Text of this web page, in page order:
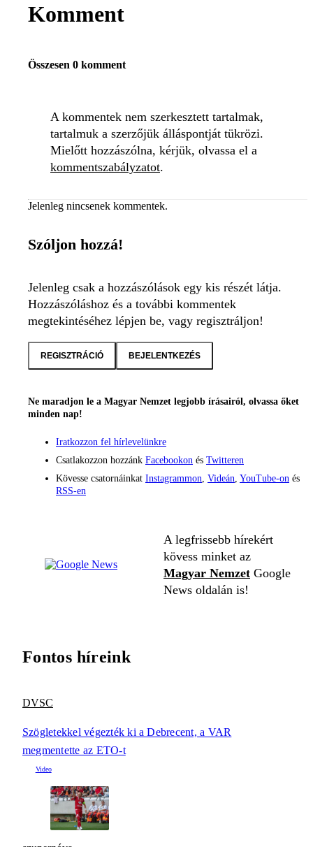
Komment
Összesen 0 komment
A kommentek nem szerkesztett tartalmak,
tartalmuk a szerzőjük álláspontját tükrözi.
Mielőtt hozzászólna, kérjük, olvassa el a
kommentszabályzatot.
Jelenleg nincsenek kommentek.
Szóljon hozzá!
Jelenleg csak a hozzászólások egy kis részét látja.
Hozzászóláshoz és a további kommentek
megtekintéséhez lépjen be, vagy regisztráljon!
REGISZTRÁCIÓ BEJELENTKEZÉS
Ne maradjon le a Magyar Nemzet legjobb írásairól, olvassa őket
minden nap!
Iratkozzon fel hírlevelünkre
Csatlakozzon hozzánk Facebookon és Twitteren
Kövesse csatornáinkat Instagrammon, Videán, YouTube-on és
RSS-en
A legfrissebb hírekért
kövess minket az
Magyar Nemzet Google
News oldalán is!
Fontos híreink
DVSC
Szögletekkel végezték ki a Debrecent, a VAR
megmentette az ETO-t